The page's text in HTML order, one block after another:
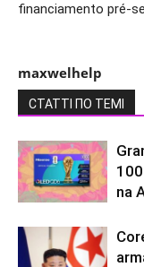
financiamento pré-
maxwelhelp
СТАТТІ ПО ТЕМІ
na